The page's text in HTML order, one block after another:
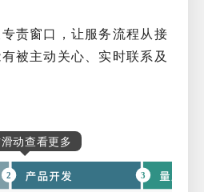
责窗口，让服务流程从接
被主动关心、实时联系及
动查看更多